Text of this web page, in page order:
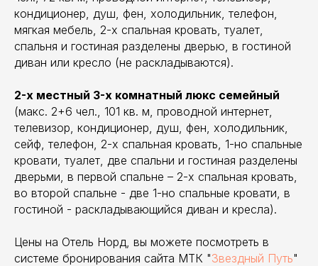
кондиционер, душ, фен, холодильник, телефон,
мягкая мебель, 2-х спальная кровать, туалет,
спальня и гостиная разделены дверью, в гостиной
диван или кресло (не раскладываются).
2-х местный 3-х комнатный люкс семейный
(макс. 2+6 чел., 101 кв. м, проводной интернет,
телевизор, кондиционер, душ, фен, холодильник,
сейф, телефон, 2-х спальная кровать, 1-но спальные
кровати, туалет, две спальни и гостиная разделены
дверьми, в первой спальне – 2-х спальная кровать,
во второй спальне - две 1-но спальные кровати, в
гостиной - раскладывающийся диван и кресла).
Цены на Отель Норд, вы можете посмотреть в
системе бронирования сайта МТК "Звездный Путь"